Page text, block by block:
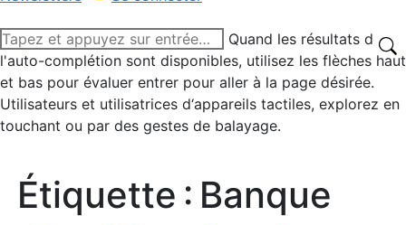
Recherche
:
Quand les résultats de
l'auto-complétion sont disponibles, utilisez les flèches haut
et bas pour évaluer entrer pour aller à la page désirée.
Utilisateurs et utilisatrices d‘appareils tactiles, explorez en
touchant ou par des gestes de balayage.
Étiquette : Banque